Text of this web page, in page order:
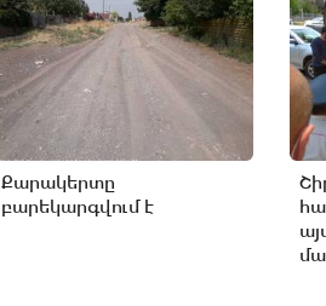
Քարակերտը
բարեկարգվում է